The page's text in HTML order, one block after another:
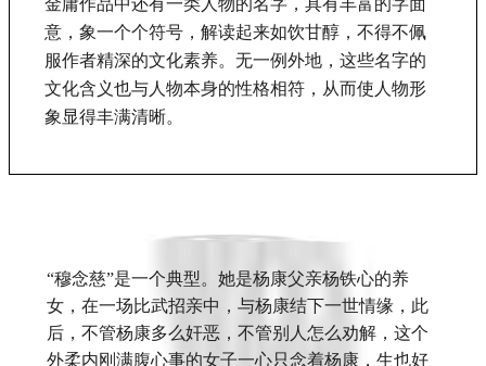
金庸作品中还有一类人物的名字，具有丰富的字面
意，象一个个符号，解读起来如饮甘醇，不得不佩
服作者精深的文化素养。无一例外地，这些名字的
文化含义也与人物本身的性格相符，从而使人物形
象显得丰满清晰。
“穆念慈”是一个典型。她是杨康父亲杨铁心的养
女，在一场比武招亲中，与杨康结下一世情缘，此
后，不管杨康多么奸恶，不管别人怎么劝解，这个
外柔内刚满腹心事的女子一心只念着杨康，生也好